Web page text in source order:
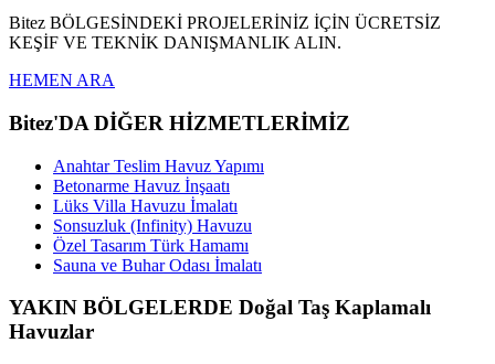
Bitez BÖLGESİNDEKİ PROJELERİNİZ İÇİN ÜCRETSİZ
KEŞİF VE TEKNİK DANIŞMANLIK ALIN.
HEMEN ARA
Bitez'DA DİĞER HİZMETLERİMİZ
Anahtar Teslim Havuz Yapımı
Betonarme Havuz İnşaatı
Lüks Villa Havuzu İmalatı
Sonsuzluk (Infinity) Havuzu
Özel Tasarım Türk Hamamı
Sauna ve Buhar Odası İmalatı
YAKIN BÖLGELERDE Doğal Taş Kaplamalı
Havuzlar